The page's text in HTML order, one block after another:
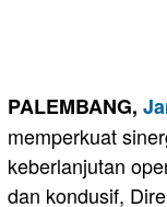
PALEMBANG,
memperkuat
keberlanjutan
dan kondusif,